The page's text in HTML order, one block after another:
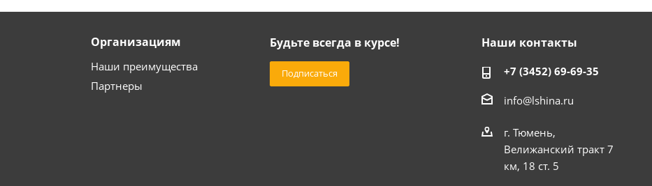
Организациям
Наши преимущества
Партнеры
Будьте всегда в курсе!
Подписаться
Наши контакты
+7 (3452) 69-69-35
info@lshina.ru
г. Тюмень,
Велижанский тракт 7
км, 18 ст. 5